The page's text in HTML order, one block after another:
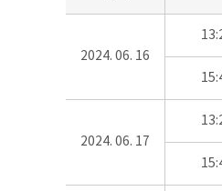
2024. 06. 16
2024. 06. 17